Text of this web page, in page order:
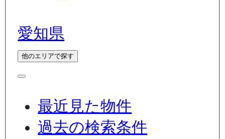
愛知県
他のエリアで探す
最近見た物件
過去の検索条件